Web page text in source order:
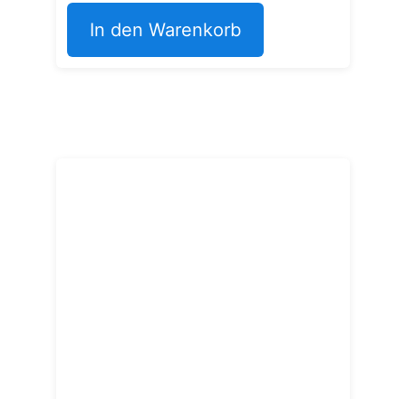
In den Warenkorb